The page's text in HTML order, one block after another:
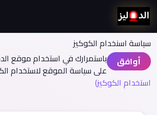
سياسة اسنخدام الكوكيز
أوافق
باستمرارك في استخدام موقع
على سياسة الموقع لاستخدام
استخدام الكوكيز)